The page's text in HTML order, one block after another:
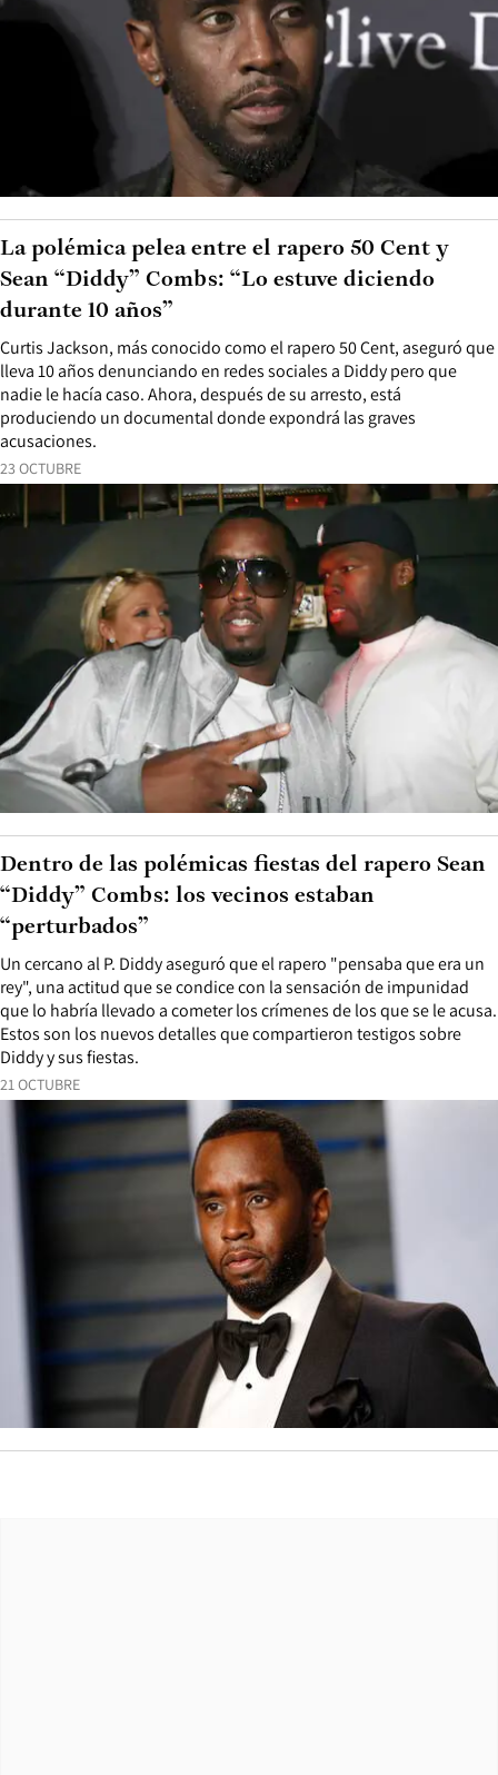
23 OCTUBRE
Curtis Jackson, más conocido como el rapero 50 Cent, aseguró que
lleva 10 años denunciando en redes sociales a Diddy pero que
nadie le hacía caso. Ahora, después de su arresto, está
produciendo un documental donde expondrá las graves
acusaciones.
La polémica pelea entre el rapero 50 Cent y
Sean “Diddy” Combs: “Lo estuve diciendo
durante 10 años”
21 OCTUBRE
Un cercano al P. Diddy aseguró que el rapero "pensaba que era un
rey", una actitud que se condice con la sensación de impunidad
que lo habría llevado a cometer los crímenes de los que se le acusa.
Estos son los nuevos detalles que compartieron testigos sobre
Diddy y sus fiestas.
Dentro de las polémicas fiestas del rapero Sean
“Diddy” Combs: los vecinos estaban
“perturbados”